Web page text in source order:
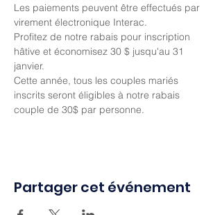
Les paiements peuvent être effectués par
virement électronique Interac.
Profitez de notre rabais pour inscription
hâtive et économisez 30 $ jusqu'au 31
janvier.
Cette année, tous les couples mariés
inscrits seront éligibles à notre rabais
couple de 30$ par personne.
Partager cet événement